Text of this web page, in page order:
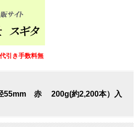
引き手数料無
55mm 赤 200g(約2,200本）入